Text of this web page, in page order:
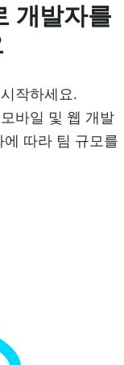
개발자를
작하세요.
바일 및 웹 개발
따라 팀 규모를